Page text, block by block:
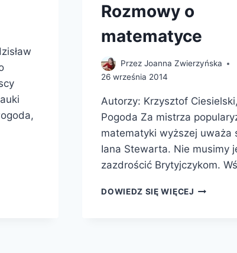
Rozmowy o
matematyce
Przez Joanna Zwierzyńska
26 września 2014
Autorzy: Krzysztof
Pogoda Za mistrza
matematyki wyższej uważa
Iana Stewarta. Nie musimy
zazdrościć Brytyjczykom.
DOWIEDZ SIĘ WIĘCEJ KRÓLOWA